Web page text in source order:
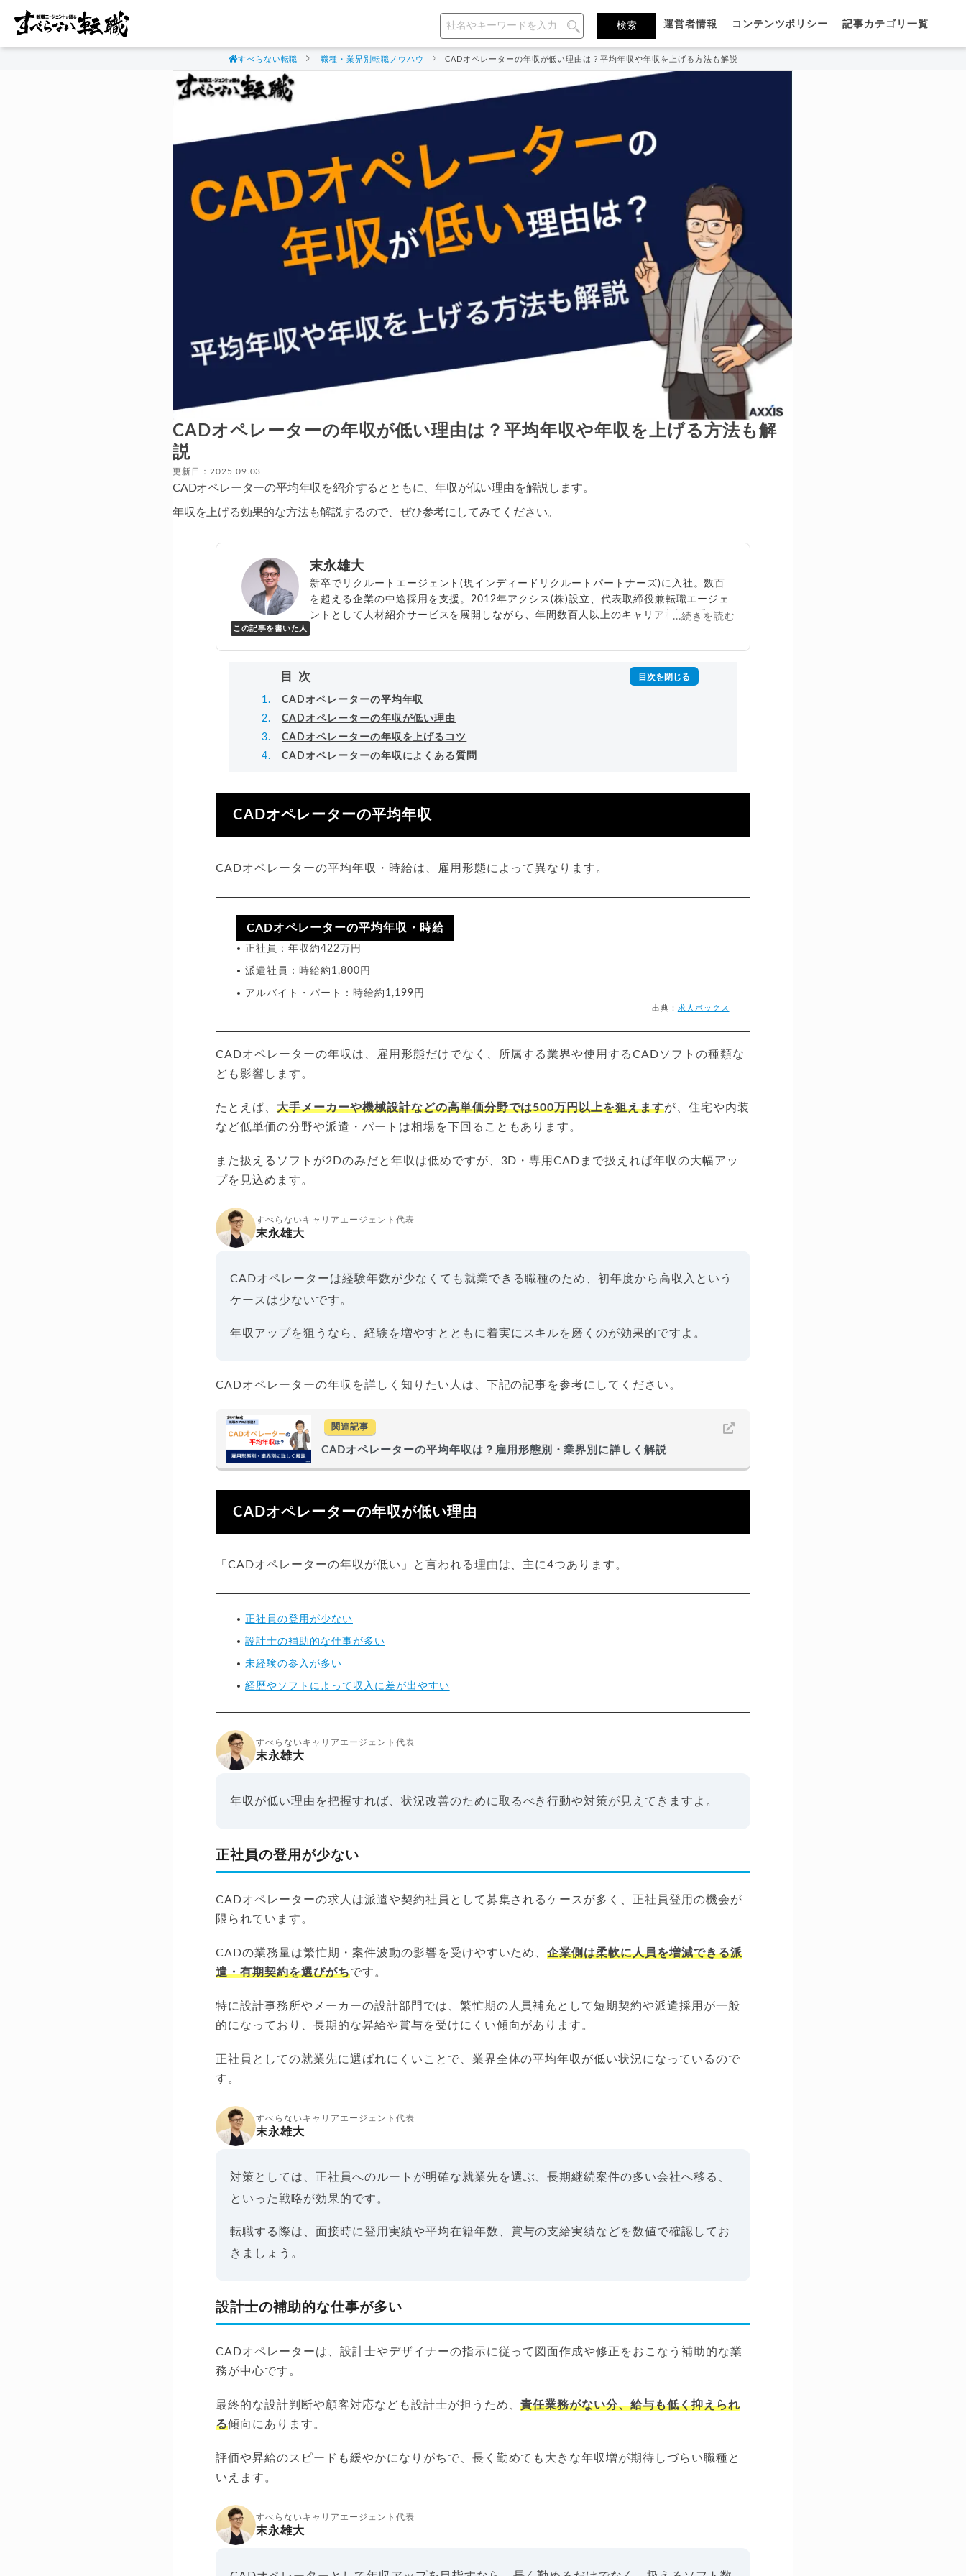
運営者情報 コンテンツポリシー 記事カテゴリ一覧
すべらない転職 職種・業界別転職ノウハウ CADオペレーターの年収が低い理由は？平均年収や年収を上げる方法も解説
CADオペレーターの年収が低い理由は？平均年収や年収を上げる方法も解
説
更新日：2025.09.03
CADオペレーターの平均年収を紹介するとともに、年収が低い理由を解説します。
年収を上げる効果的な方法も解説するので、ぜひ参考にしてみてください。
この記事を書いた人
末永雄大
新卒でリクルートエージェント(現インディードリクルートパートナーズ)に入社。数百
を超える企業の中途採用を支援。2012年アクシス(株)設立、代表取締役兼転職エージェ
ントとして人材紹介サービスを展開しながら、年間数百人以上のキャリア相談に乗る。
...続きを読む
目次
CADオペレーターの平均年収
CADオペレーターの年収が低い理由
CADオペレーターの年収を上げるコツ
CADオペレーターの年収によくある質問
CADオペレーターの平均年収
CADオペレーターの平均年収・時給は、雇用形態によって異なります。
CADオペレーターの平均年収・時給
正社員：年収約422万円
派遣社員：時給約1,800円
アルバイト・パート：時給約1,199円
出典： 求人ボックス
CADオペレーターの年収は、雇用形態だけでなく、所属する業界や使用するCADソフトの種類な
ども影響します。
たとえば、大手メーカーや機械設計などの高単価分野では500万円以上を狙えますが、住宅や内装
など低単価の分野や派遣・パートは相場を下回ることもあります。
また扱えるソフトが2Dのみだと年収は低めですが、3D・専用CADまで扱えれば年収の大幅アッ
プを見込めます。
すべらないキャリアエージェント代表
末永雄大
CADオペレーターは経験年数が少なくても就業できる職種のため、初年度から高収入という
ケースは少ないです。
年収アップを狙うなら、経験を増やすとともに着実にスキルを磨くのが効果的ですよ。
CADオペレーターの年収を詳しく知りたい人は、下記の記事を参考にしてください。
関連記事
CADオペレーターの平均年収は？雇用形態別・業界別に詳しく解説
CADオペレーターの年収が低い理由
「CADオペレーターの年収が低い」と言われる理由は、主に4つあります。
正社員の登用が少ない
設計士の補助的な仕事が多い
未経験の参入が多い
経歴やソフトによって収入に差が出やすい
すべらないキャリアエージェント代表
末永雄大
年収が低い理由を把握すれば、状況改善のために取るべき行動や対策が見えてきますよ。
正社員の登用が少ない
CADオペレーターの求人は派遣や契約社員として募集されるケースが多く、正社員登用の機会が
限られています。
CADの業務量は繁忙期・案件波動の影響を受けやすいため、企業側は柔軟に人員を増減できる派
遣・有期契約を選びがちです。
特に設計事務所やメーカーの設計部門では、繁忙期の人員補充として短期契約や派遣採用が一般
的になっており、長期的な昇給や賞与を受けにくい傾向があります。
正社員としての就業先に選ばれにくいことで、業界全体の平均年収が低い状況になっているので
す。
すべらないキャリアエージェント代表
末永雄大
対策としては、正社員へのルートが明確な就業先を選ぶ、長期継続案件の多い会社へ移る、
といった戦略が効果的です。
転職する際は、面接時に登用実績や平均在籍年数、賞与の支給実績などを数値で確認してお
きましょう。
設計士の補助的な仕事が多い
CADオペレーターは、設計士やデザイナーの指示に従って図面作成や修正をおこなう補助的な業
務が中心です。
最終的な設計判断や顧客対応なども設計士が担うため、責任業務がない分、給与も低く抑えられ
る傾向にあります。
評価や昇給のスピードも緩やかになりがちで、長く勤めても大きな年収増が期待しづらい職種と
いえます。
すべらないキャリアエージェント代表
末永雄大